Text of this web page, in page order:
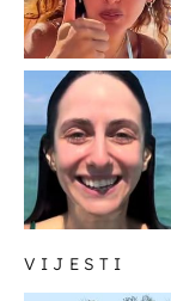
VIJESTI